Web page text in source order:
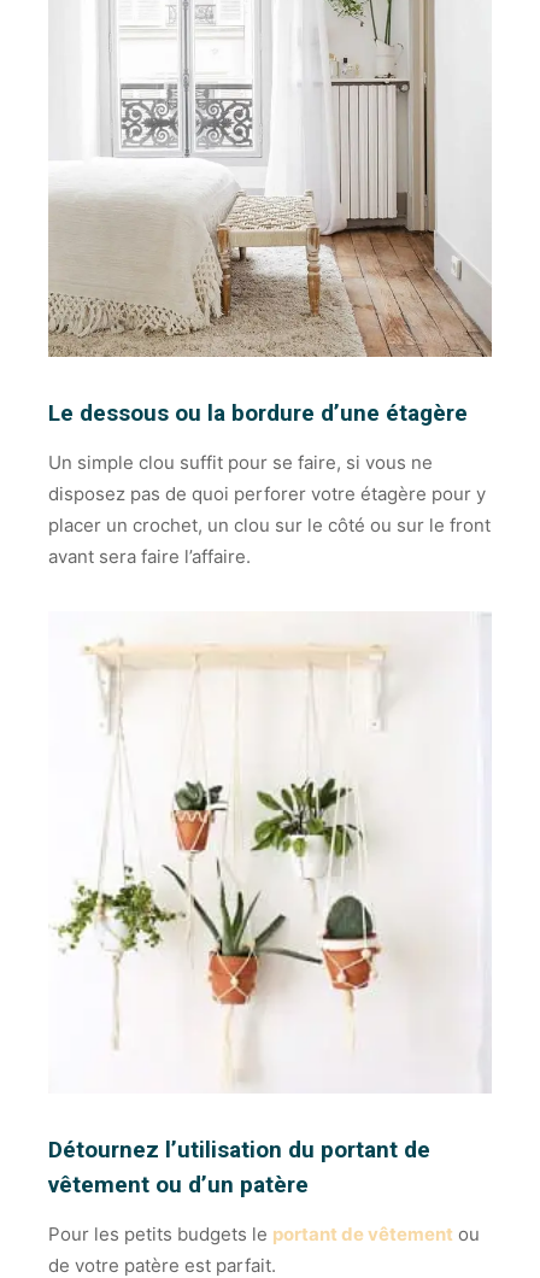
Le dessous ou la bordure d’une étagère
Un simple clou suffit pour se faire, si vous ne
disposez pas de quoi perforer votre étagère pour y
placer un crochet, un clou sur le côté ou sur le front
avant sera faire l’affaire.
Détournez l’utilisation du portant de
vêtement ou d’un patère
Pour les petits budgets le portant de vêtement ou
de votre patère est parfait.